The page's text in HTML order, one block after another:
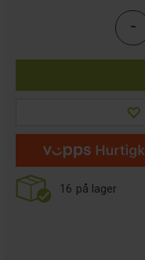
-
16 på lager